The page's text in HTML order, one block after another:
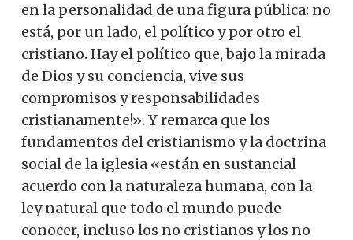
en la personalidad de una figura pública: no
está, por un lado, el político y por otro el
cristiano. Hay el político que, bajo la mirada
de Dios y su conciencia, vive sus
compromisos y responsabilidades
cristianamente!». Y remarca que los
fundamentos del cristianismo y la doctrina
social de la iglesia «están en sustancial
acuerdo con la naturaleza humana, con la
ley natural que todo el mundo puede
conocer, incluso los no cristianos y los no